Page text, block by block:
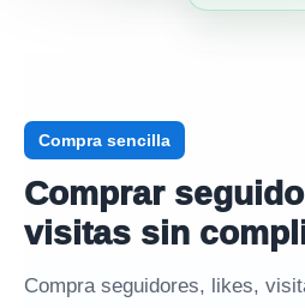
Compra sencilla
Comprar
visitas sin
Compra seguidores, likes,